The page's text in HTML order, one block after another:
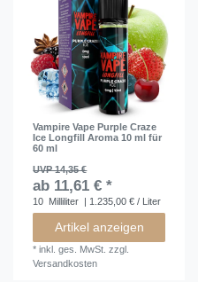
Vampire Vape Purple Craze
Ice Longfill Aroma 10 ml für
60 ml
UVP 14,35 €
ab 11,61 € *
10 Milliliter | 1.235,00 € / Liter
Artikel anzeigen
*inkl. ges. MwSt. zzgl.
Versandkosten